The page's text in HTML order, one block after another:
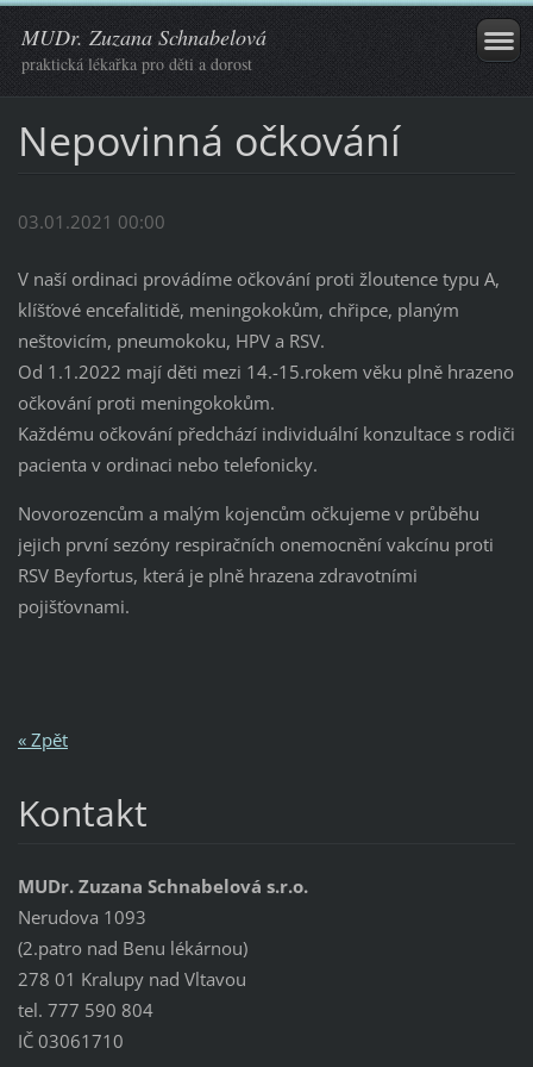
MUDr. Zuzana Schnabelová
praktická lékařka pro děti a dorost
Nepovinná očkování
03.01.2021 00:00
V naší ordinaci provádíme očkování proti žloutence typu A,
klíšťové encefalitidě, meningokokům, chřipce, planým
neštovicím, pneumokoku, HPV a RSV.
Od 1.1.2022 mají děti mezi 14.-15.rokem věku plně hrazeno
očkování proti meningokokům.
Každému očkování předchází individuální konzultace s rodiči
pacienta v ordinaci nebo telefonicky.
Novorozencům a malým kojencům očkujeme v průběhu
jejich první sezóny respiračních onemocnění vakcínu proti
RSV Beyfortus, která je plně hrazena zdravotními
pojišťovnami.
« Zpět
Kontakt
MUDr. Zuzana Schnabelová s.r.o.
Nerudova 1093
(2.patro nad Benu lékárnou)
278 01 Kralupy nad Vltavou
tel. 777 590 804
IČ 03061710